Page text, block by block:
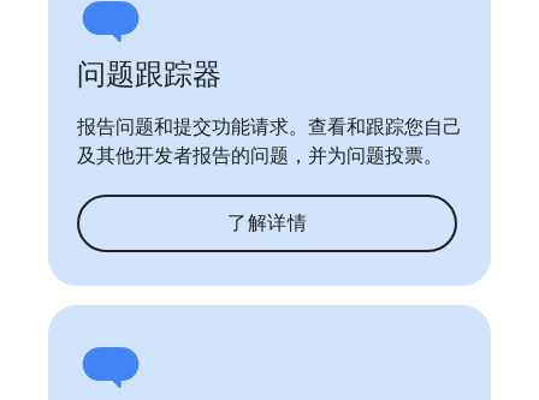
问题跟踪器
报告问题和提交功能请求。查看和跟踪您自己
及其他开发者报告的问题，并为问题投票。
了解详情